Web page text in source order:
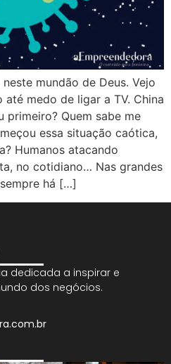
mundão de Deus. Vejo
medo de ligar a TV. China
primeiro? Quem sabe me
essa situação caótica,
Humanos atacando
no cotidiano… Nas grandes
há […]
dedicada a inspirar e
dos negócios.